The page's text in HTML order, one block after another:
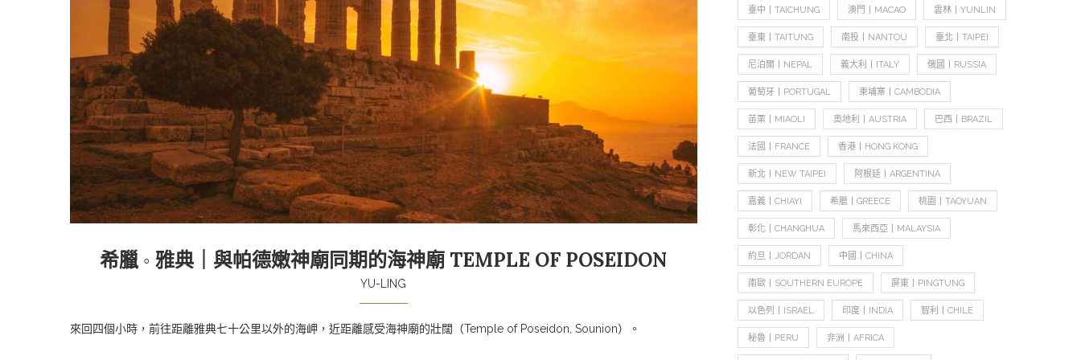
希臘 ◦ 雅典｜與帕德嫩神廟同期的海神廟 TEMPLE OF POSEIDON
YU-LING
來回四個小時，前往距離雅典七十公里以外的海岬，近距離感受海神廟的壯闊（Temple of Poseidon, Sounion）。
臺中丨TAICHUNG 澳門丨MACAO 雲林丨YUNLIN
臺東丨TAITUNG 南投丨NANTOU 臺北丨TAIPEI
尼泊爾丨NEPAL 義大利丨ITALY 俄國丨RUSSIA
葡萄牙丨PORTUGAL 柬埔寨丨CAMBODIA
苗栗丨MIAOLI 奧地利丨AUSTRIA 巴西丨BRAZIL
法國丨FRANCE 香港丨HONG KONG
新北丨NEW TAIPEI 阿根廷丨ARGENTINA
嘉義丨CHIAYI 希臘丨GREECE 桃園丨TAOYUAN
彰化丨CHANGHUA 馬來西亞丨MALAYSIA
約旦丨JORDAN 中國丨CHINA
南歐丨SOUTHERN EUROPE 屏東丨PINGTUNG
以色列丨ISRAEL 印度丨INDIA 智利丨CHILE
秘魯丨PERU 非洲丨AFRICA